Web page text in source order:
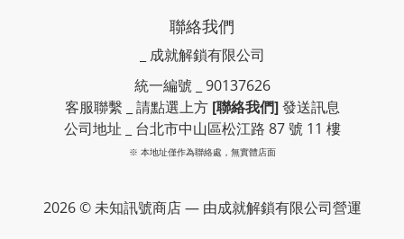
聯絡我們
_ 成就解鎖有限公司
統一編號 _ 90137626
客服聯繫 _ 請點選上方 [聯絡我們]發送訊息
公司地址 _ 台北市中山區松江路 87 號 11 樓
※ 本地址僅作為聯絡處，無實體店面
2026 © 未知訊號商店 — 由成就解鎖有限公司營運